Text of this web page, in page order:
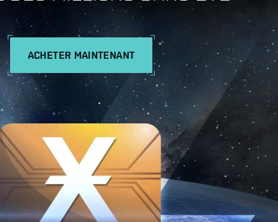
ACHETER MAINTENANT